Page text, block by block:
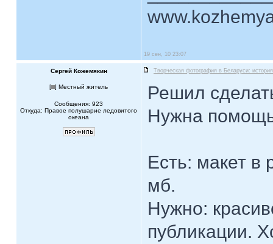
19 сен, 10 23:07
Сергей Кожемякин Творческая фотография в Беларуси:
[ ] Местный житель
Сообщения: 923
Откуда: Правое полушарие ледовитого
океана
Решил
Нужна
Есть: макет
мб.
Нужно:
публикации.